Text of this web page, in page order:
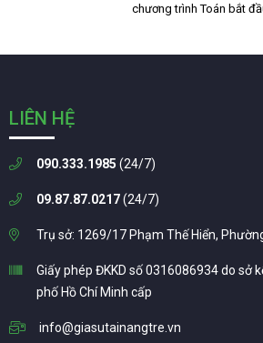
chương trình Toán bắt
LIÊN HỆ
090.333.1985 (24/7)
09.87.87.0217(24/7)
Trụ sở: 1269/17 Phạm Thế Hiển,
Giấy phép ĐKKD số 0316086934 do sở
phố Hồ Chí Minh cấp
info@giasutainangtre.vn